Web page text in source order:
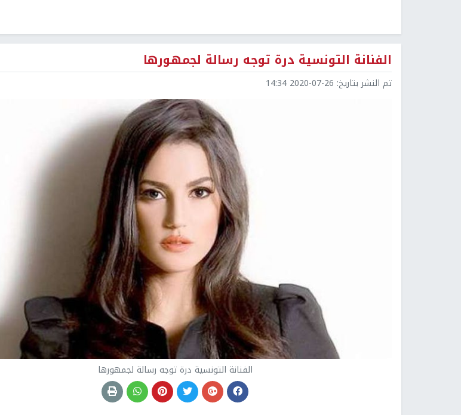
الفنانة التونسية درة توجه رسالة لجمهورها
تم النشر بتاريخ: 2020-07-26 14:34
الفنانة التونسية درة توجه رسالة لجمهورها